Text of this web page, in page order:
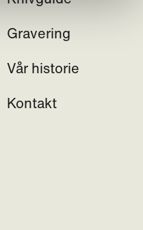
Gravering
Vår historie
Kontakt